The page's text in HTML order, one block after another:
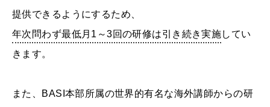
提供できるようにするため、
年次問わず最低月1～3回の研修は引き続き実施してい
きます。
また、BASI本部所属の世界的有名な海外講師からの研